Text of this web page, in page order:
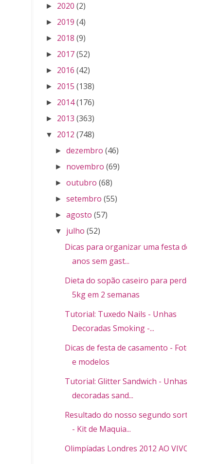
► 2020 (2)
► 2019 (4)
► 2018 (9)
► 2017(52)
► 2016 (42)
► 2015 (138)
► 2014(176)
► 2013 (363)
▼ 2012 (748)
►dezembro (46)
► novembro (69)
►outubro (68)
►setembro (55)
►agosto (57)
▼ julho (52)
Dicas para organizar uma festa de 15
anos sem gast...
Dieta do sopão caseiro para perder
5kg em 2 semanas
Tutorial: Tuxedo Nails - Unhas
Decoradas Smoking -...
Dicas de festa de casamento - Fotos
e modelos
Tutorial: Glitter Sandwich - Unhas
decoradas sand...
Resultado do nosso segundo sorteio
- Kit de Maquia...
Olimpíadas Londres 2012 AO VIVO